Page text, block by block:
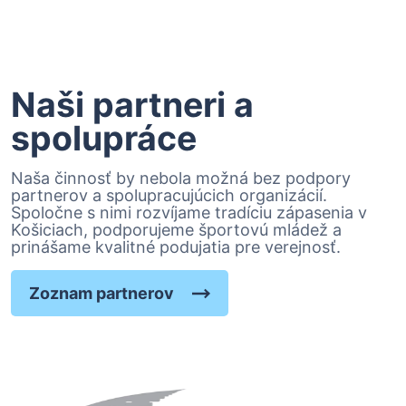
Naši partneri a
spolupráce
Naša činnosť by nebola možná bez podpory
partnerov a spolupracujúcich organizácií.
Spoločne s nimi rozvíjame tradíciu zápasenia v
Košiciach, podporujeme športovú mládež a
prinášame kvalitné podujatia pre verejnosť.
Zoznam partnerov